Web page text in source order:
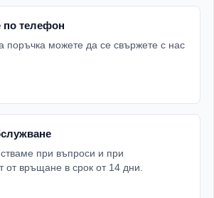
по телефон
поръчка можете да се свържете с нас
при въпроси и при
от връщане в срок от 14 дни.